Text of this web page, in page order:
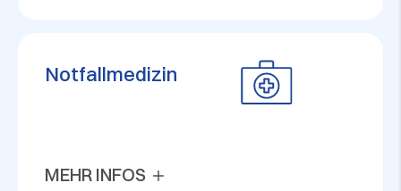
Notfallmedizin
MEHR INFOS